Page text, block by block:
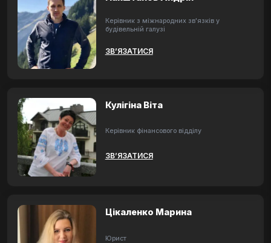
Керівник з міжнародних зв'язків у
будівельній галузі
ЗВ’ЯЗАТИСЯ
Кулігіна Віта
Керівник фінансового відділу
ЗВ’ЯЗАТИСЯ
Цікаленко Марина
Юрист